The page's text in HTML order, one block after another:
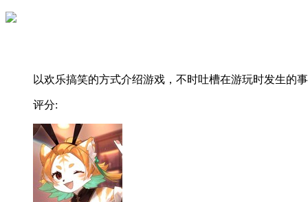
以欢乐搞笑的方式介绍游戏，不时吐槽在游玩时发生的
评分: